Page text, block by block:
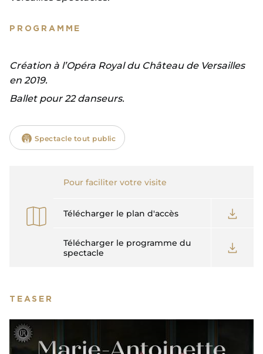
PROGRAMME
Création à l’Opéra Royal du Château de Versailles
en 2019.
Ballet pour 22 danseurs.
Spectacle tout public
Pour faciliter votre visite
Télécharger le plan d'accès
Télécharger le programme du
spectacle
TEASER